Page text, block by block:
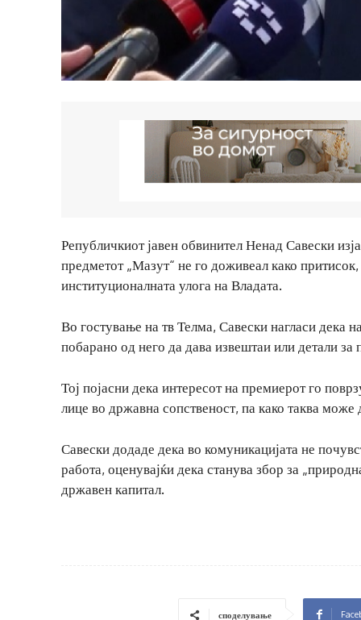
Републичкиот јавен обвинител Ненад Савески
предметот „Мазут“ не го доживеал како
институционалната улога на Владата.
Во гостување на тв Телма, Савески нагласи дека
побарано од него да дава извештаи или детали за
Тој појасни дека интересот на премиерот го
лице во државна сопственост, па како таква може
Савески додаде дека во комуникацијата не
работа, оценувајќи дека станува збор за
државен капитал.
споделување